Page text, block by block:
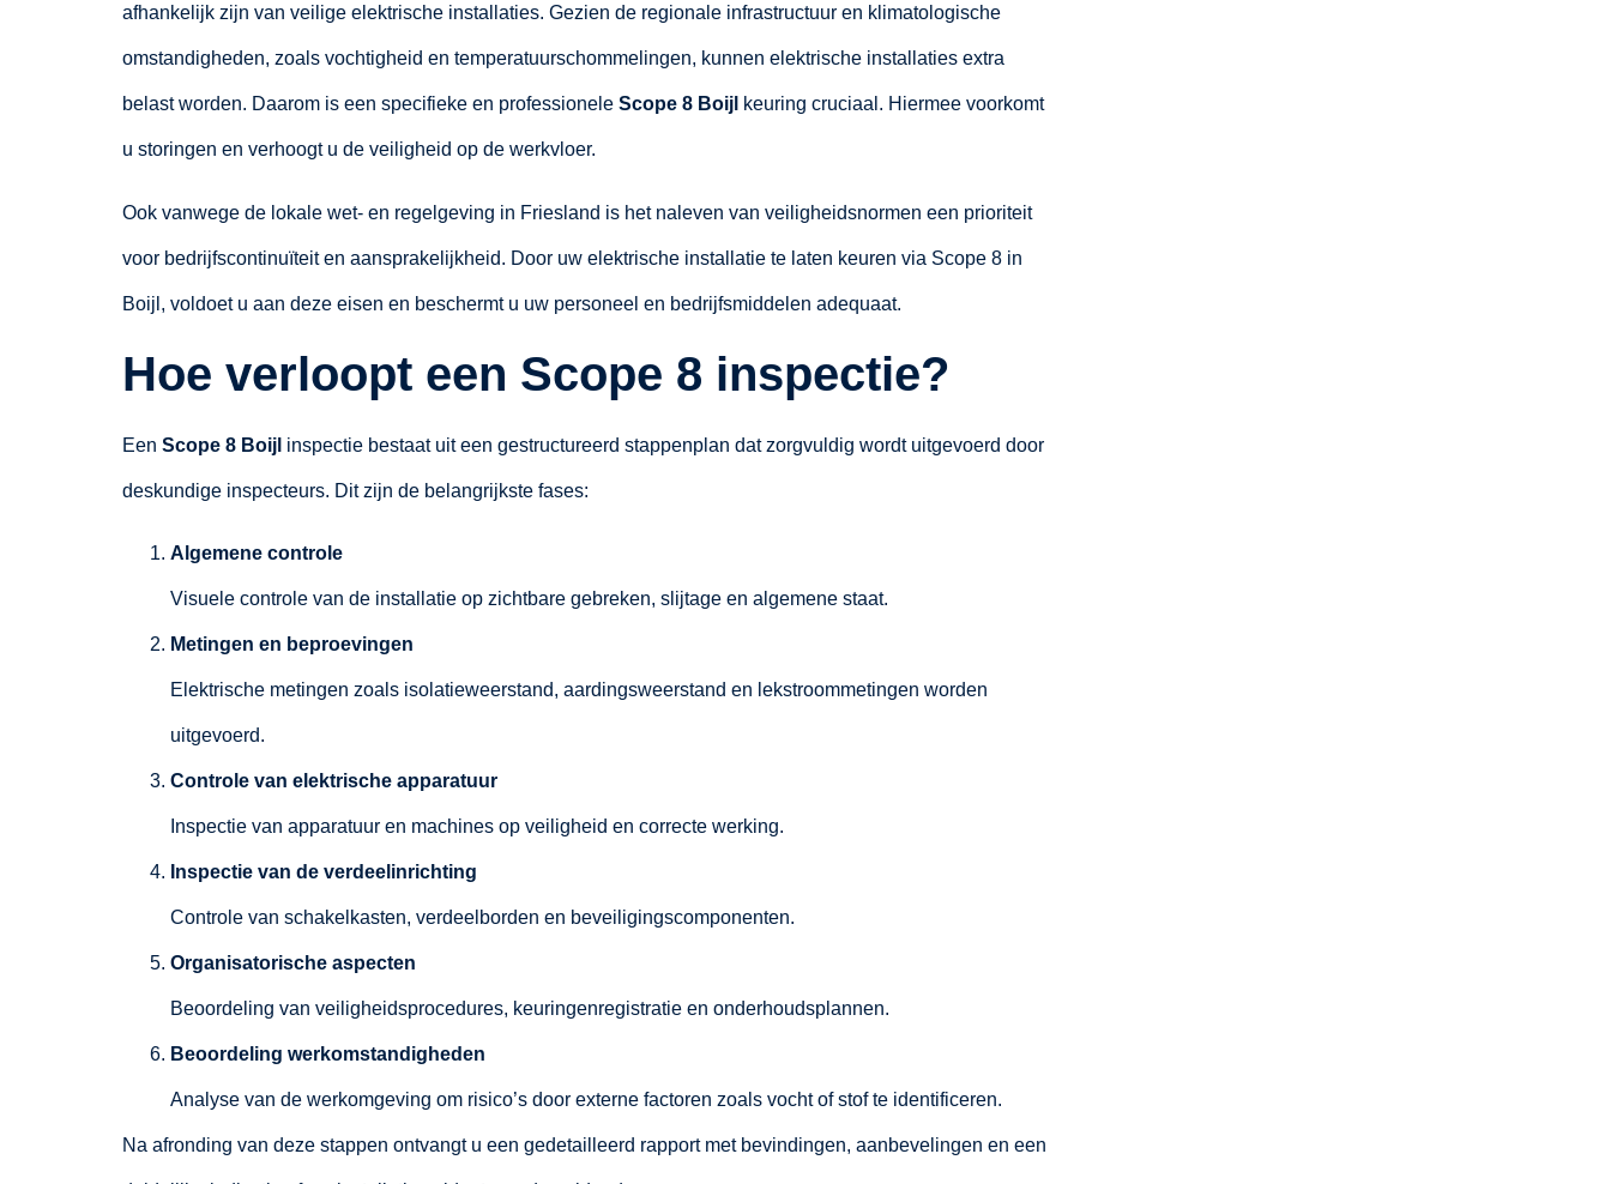
afhankelijk zijn van veilige elektrische installaties. Gezien de regionale infrastructuur en klimatologische
omstandigheden, zoals vochtigheid en temperatuurschommelingen, kunnen elektrische installaties extra
belast worden. Daarom is een specifieke en professionele Scope 8 Boijl keuring cruciaal. Hiermee voorkomt
u storingen en verhoogt u de veiligheid op de werkvloer.
Ook vanwege de lokale wet- en regelgeving in Friesland is het naleven van veiligheidsnormen een prioriteit
voor bedrijfscontinuïteit en aansprakelijkheid. Door uw elektrische installatie te laten keuren via Scope 8 in
Boijl, voldoet u aan deze eisen en beschermt u uw personeel en bedrijfsmiddelen adequaat.
Hoe verloopt een Scope 8 inspectie?
Een Scope 8 Boijl inspectie bestaat uit een gestructureerd stappenplan dat zorgvuldig wordt uitgevoerd door
deskundige inspecteurs. Dit zijn de belangrijkste fases:
Algemene controle
Visuele controle van de installatie op zichtbare gebreken, slijtage en algemene staat.
Metingen en beproevingen
Elektrische metingen zoals isolatieweerstand, aardingsweerstand en lekstroommetingen worden
uitgevoerd.
Controle van elektrische apparatuur
Inspectie van apparatuur en machines op veiligheid en correcte werking.
Inspectie van de verdeelinrichting
Controle van schakelkasten, verdeelborden en beveiligingscomponenten.
Organisatorische aspecten
Beoordeling van veiligheidsprocedures, keuringenregistratie en onderhoudsplannen.
Beoordeling werkomstandigheden
Analyse van de werkomgeving om risico’s door externe factoren zoals vocht of stof te identificeren.
Na afronding van deze stappen ontvangt u een gedetailleerd rapport met bevindingen, aanbevelingen en een